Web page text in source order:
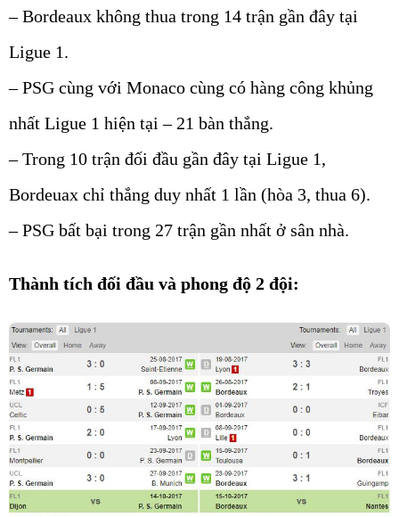
– Bordeaux không thua trong 14 trận gần đây tại
Ligue 1.
– PSG cùng với Monaco cùng có hàng công khủng
nhất Ligue 1 hiện tại – 21 bàn thắng.
– Trong 10 trận đối đầu gần đây tại Ligue 1,
Bordeuax chỉ thắng duy nhất 1 lần (hòa 3, thua 6).
– PSG bất bại trong 27 trận gần nhất ở sân nhà.
Thành tích đối đầu và phong độ 2 đội: